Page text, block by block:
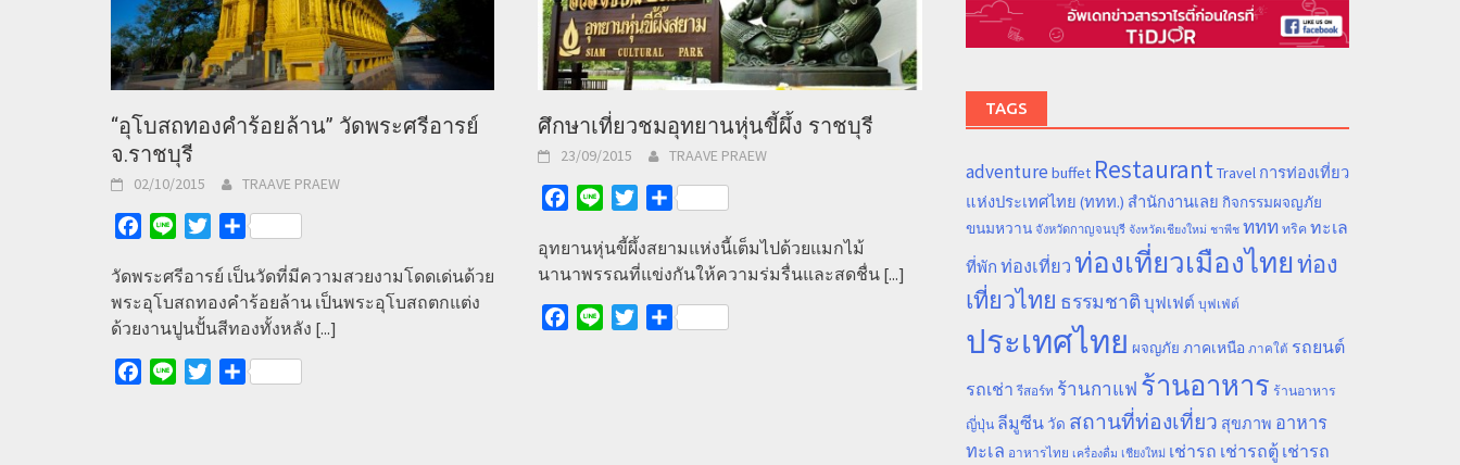
“อุโบสถทองคำร้อยล้าน” วัดพระศรีอารย์
จ.ราชบุรี
02/10/2015 TRAAVE PRAEW
Facebook
Line TwitterShare
วัดพระศรีอารย์ เป็นวัดที่มีความสวยงามโดดเด่นด้วย
พระอุโบสถทองคำร้อยล้าน เป็นพระอุโบสถตกแต่ง
ด้วยงานปูนปั้นสีทองทั้งหลัง [...]
Facebook
Line TwitterShare
ศึกษาเที่ยวชมอุทยานหุ่นขี้ผึ้ง ราชบุรี
23/09/2015 TRAAVE PRAEW
Facebook
Line TwitterShare
อุทยานหุ่นขี้ผึ้งสยามแห่งนี้เต็มไปด้วยแมกไม้
นานาพรรณที่แข่งกันให้ความร่มรื่นและสดชื่น [...]
Facebook
Line TwitterShare
TAGS
adventure buffet RestaurantTravel การท่องเที่ยว
แห่งประเทศไทย (ททท.) สำนักงานเลย กิจกรรมผจญภัย
ขนมหวาน จังหวัดกาญจนบุรี จังหวัดเชียงใหม่ ชาพีช ททท ทริค ทะเล
ที่พัก ท่องเที่ยวท่องเที่ยวเมืองไทยท่อง
เที่ยวไทย ธรรมชาติ บุฟเฟต์ บุฟเฟ่ต์
ประเทศไทย ผจญภัย ภาคเหนือ ภาคใต้ รถยนต์
รถเช่า รีสอร์ท ร้านกาแฟ ร้านอาหาร ร้านอาหาร
ญี่ปุ่น ลีมูซีน วัด สถานที่ท่องเที่ยว สุขภาพ อาหาร
ทะเล อาหารไทย เครื่องดื่ม เชียงใหม่ เช่ารถ เช่ารถตู้ เช่ารถ